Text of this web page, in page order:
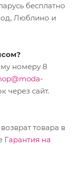
бесплатно
Люблино и
номеру 8
через сайт.
товара в
Гарантия на